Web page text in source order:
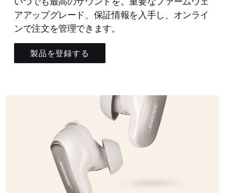
アアップグレード、保証情報を入手し、オンライ
ンで注文を管理できます。
製品を登録する